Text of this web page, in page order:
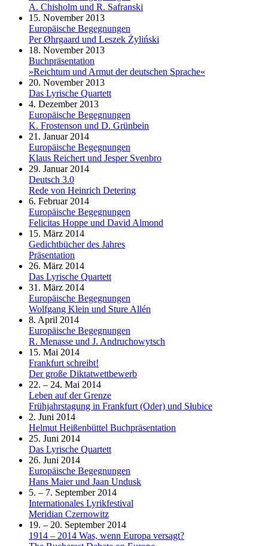
A. Chisholm und R. Safranski
15. November 2013
Europäische Begegnungen
Per Øhrgaard und Leszek Żyliński
18. November 2013
Buchpräsentation
»Reichtum und Armut der deutschen Sprache«
20. November 2013
Das Lyrische Quartett
4. Dezember 2013
Europäische Begegnungen
K. Frostenson und D. Grünbein
21. Januar 2014
Europäische Begegnungen
Klaus Reichert und Jesper Svenbro
29. Januar 2014
Deutsch 3.0
Rede von Heinrich Detering
6. Februar 2014
Europäische Begegnungen
Felicitas Hoppe und David Almond
15. März 2014
Gedichtbücher des Jahres
Präsentation
26. März 2014
Das Lyrische Quartett
31. März 2014
Europäische Begegnungen
Wolfgang Klein und Sture Allén
8. April 2014
Europäische Begegnungen
R. Menasse und J. Andruchowytsch
15. Mai 2014
Frankfurt schreibt!
Der große Diktatwettbewerb
22. – 24. Mai 2014
Leben auf der Grenze
Frühjahrstagung in Frankfurt (Oder) und Słubice
2. Juni 2014
Helmut Heißenbüttel Buchpräsentation
25. Juni 2014
Das Lyrische Quartett
26. Juni 2014
Europäische Begegnungen
Hans Maier und Jaan Undusk
5. – 7. September 2014
Internationales Lyrikfestival
Meridian Czernowitz
19. – 20. September 2014
1914 – 2014 Was, wenn Europa versagt?